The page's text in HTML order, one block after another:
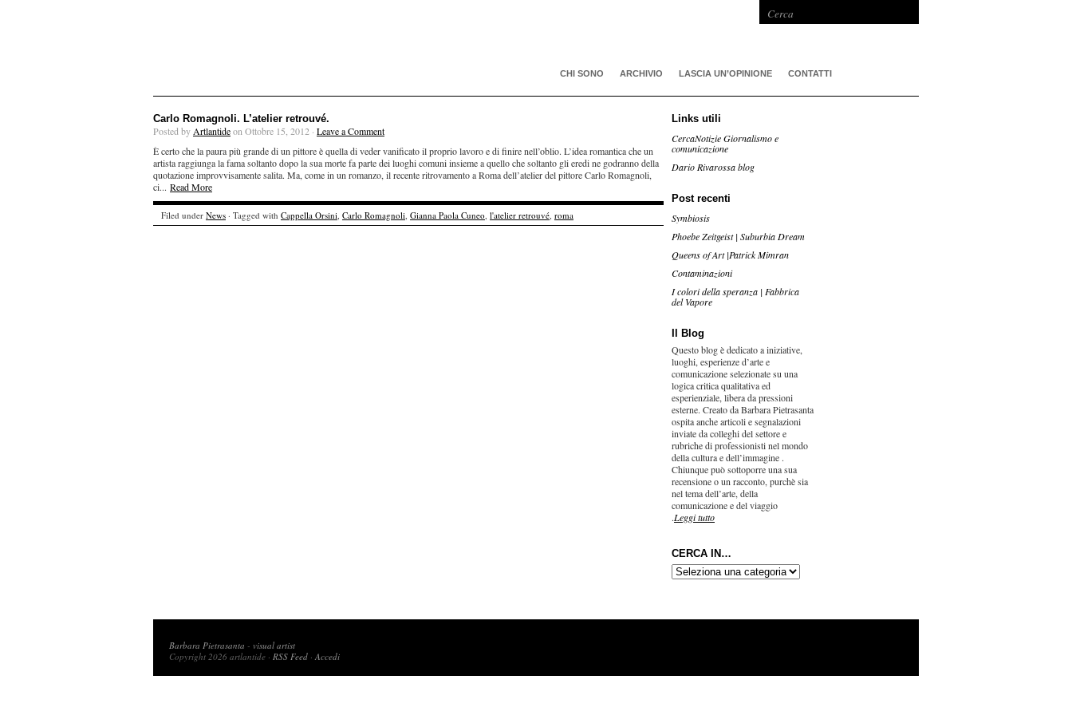
CHI SONO ARCHIVIO LASCIA UN’OPINIONE CONTATTI
Carlo Romagnoli. L’atelier retrouvé.
Posted by Artlantideon Ottobre 15, 2012 · Leave a Comment
È certo che la paura più grande di un pittore è quella di veder vanificato il proprio lavoro e di finire nell’oblio. L’idea romantica che un
artista raggiunga la fama soltanto dopo la sua morte fa parte dei luoghi comuni insieme a quello che soltanto gli eredi ne godranno della
quotazione improvvisamente salita. Ma, come in un romanzo, il recente ritrovamento a Roma dell’atelier del pittore Carlo Romagnoli,
ci... Read More
Filed under News · Tagged with Cappella Orsini, Carlo Romagnoli, Gianna Paola Cuneo, l'atelier retrouvé, roma
Links utili
CercaNotizie Giornalismo e
comunicazione
Dario Rivarossa blog
Post recenti
Symbiosis
Phoebe Zeitgeist | Suburbia Dream
Queens of Art |Patrick Mimran
Contaminazioni
I colori della speranza | Fabbrica
del Vapore
Il Blog
Questo blog è dedicato a iniziative,
luoghi, esperienze d’arte e
comunicazione selezionate su una
logica critica qualitativa ed
esperienziale, libera da pressioni
esterne. Creato da Barbara Pietrasanta
ospita anche articoli e segnalazioni
inviate da colleghi del settore e
rubriche di professionisti nel mondo
della cultura e dell’immagine .
Chiunque può sottoporre una sua
recensione o un racconto, purchè sia
nel tema dell’arte, della
comunicazione e del viaggio
.Leggi tutto
CERCA IN…
CERCA
IN…
Barbara Pietrasanta - visual artist
Copyright 2026 artlantide · RSS Feed ·Accedi